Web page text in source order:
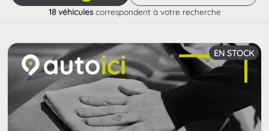
18 véhiculescorrespondent à votre recherche
EN STOCK